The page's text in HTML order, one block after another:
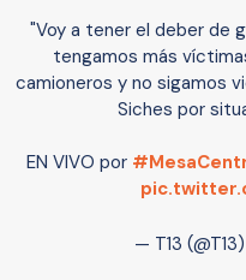
"Voy a tener el deber de
tengamos más
camioneros y no sigamos
Siches por
EN VIVO por
— T13 (@T13)